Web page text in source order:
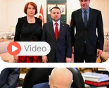
Video